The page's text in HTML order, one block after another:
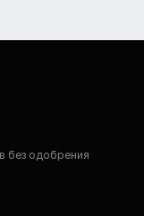
без одобрения